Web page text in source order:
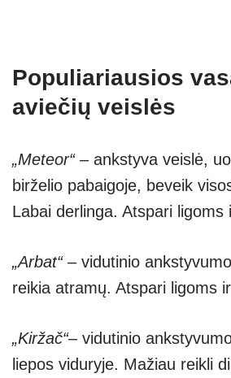
Populiariausios
aviečių veislės
„Meteor“– ankstyva veislė,
birželio pabaigoje, beveik
Labai derlinga. Atspari ligoms
„Arbat“– vidutinio
reikia atramų. Atspari ligoms
„Kiržač“– vidutinio
liepos viduryje. Mažiau reikli